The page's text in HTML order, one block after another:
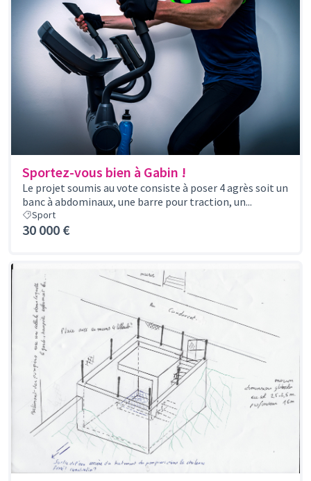
Sportez-vous bien à Gabin !
Le projet soumis au vote consiste à poser 4 agrès soit un
banc à abdominaux, une barre pour traction, un...
Sport
30 000 €